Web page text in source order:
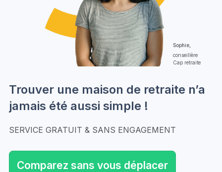
Sophie,
conseillère
Cap retraite
Trouver une maison de retraite n’a
jamais été aussi simple !
SERVICE GRATUIT & SANS ENGAGEMENT
Comparez sans vous déplacer